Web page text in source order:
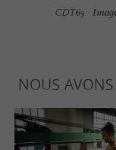
CDT65 -
NOUS AVONS